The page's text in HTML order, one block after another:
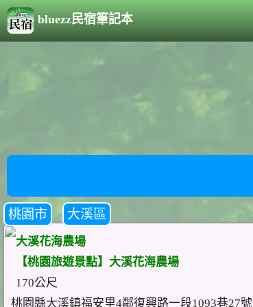
bluezz民宿筆記本
桃園市 大溪區
大溪花海農場
【桃園旅遊景點】大溪花海農場
170公尺
桃園縣大溪鎮福安里4鄰復興路一段1093巷27號